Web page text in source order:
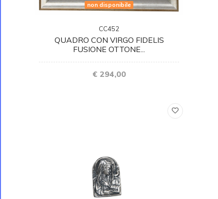
non disponibile
CC452
QUADRO CON VIRGO FIDELIS
FUSIONE OTTONE...
€ 294,00